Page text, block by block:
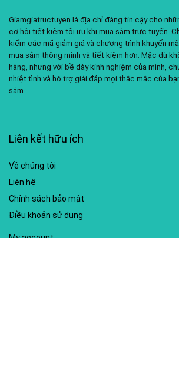
Giamgiatructuyen là địa chỉ đáng tin cậy cho
cơ hội tiết kiệm tối ưu khi mua sắm trực tuyến.
kiếm các mã giảm giá và chương trình khuyến
mua sắm thông minh và tiết kiệm hơn. Mặc dù
hàng, nhưng với bề dày kinh nghiệm của mình,
nhiệt tình và hỗ trợ giải đáp mọi thắc mắc của
sắm.
Liên kết hữu ích
Về chúng tôi
Liên hệ
Chính sách bảo mật
Điều khoản sử dụng
My account